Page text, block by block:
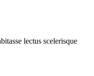
lectus scelerisque